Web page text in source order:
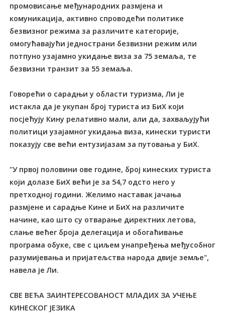
промовисање међународних размјена и
комуникација, активно спроводећи политике
безвизног режима за различите категорије,
омогућавајући једнострани безвизни режим или
потпуно узајамно укидање виза за 75 земаља, те
безвизни транзит за 55 земаља.
Говорећи о сарадњи у области туризма, Ли је
истакла да је укупан број туриста из БиХ који
посјећују Кину релативно мали, али да, захваљујући
политици узајамног укидања виза, кинески туристи
показују све већи ентузијазам за путовања у БиХ.
"У првој половини ове године, број кинеских туриста
који долазе БиХ већи је за 54,7 одсто него у
претходној години. Желимо наставак јачања
размјене и сарадње Кине и БиХ на различите
начине, као што су отварање директних летова,
слање већег броја делегација и обогаћивање
програма обуке, све с циљем унапређења међусобног
разумијевања и пријатељства народа двије земље",
навела је Ли.
СВЕ ВЕЋА ЗАИНТЕРЕСОВАНОСТ МЛАДИХ ЗА УЧЕЊЕ
КИНЕСКОГ ЈЕЗИКА